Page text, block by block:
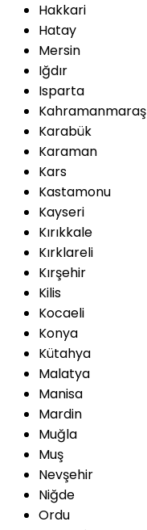
Hakkari
Hatay
Mersin
Iğdır
Isparta
Kahramanmaraş
Karabük
Karaman
Kars
Kastamonu
Kayseri
Kırıkkale
Kırklareli
Kırşehir
Kilis
Kocaeli
Konya
Kütahya
Malatya
Manisa
Mardin
Muğla
Muş
Nevşehir
Niğde
Ordu